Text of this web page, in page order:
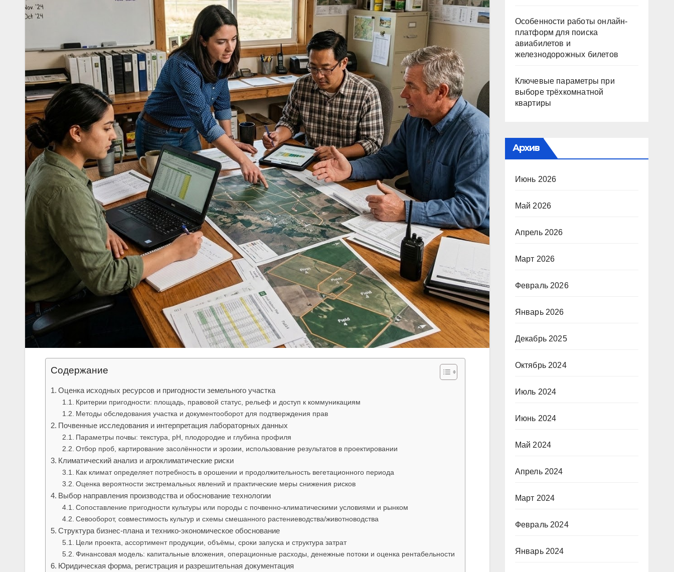
Содержание
Оценка исходных ресурсов и пригодности земельного участка
Критерии пригодности: площадь, правовой статус, рельеф и доступ к коммуникациям
Методы обследования участка и документооборот для подтверждения прав
Почвенные исследования и интерпретация лабораторных данных
Параметры почвы: текстура, pH, плодородие и глубина профиля
Отбор проб, картирование засолённости и эрозии, использование результатов в проектировании
Климатический анализ и агроклиматические риски
Как климат определяет потребность в орошении и продолжительность вегетационного периода
Оценка вероятности экстремальных явлений и практические меры снижения рисков
Выбор направления производства и обоснование технологии
Сопоставление пригодности культуры или породы с почвенно‑климатическими условиями и рынком
Севооборот, совместимость культур и схемы смешанного растениеводства/животноводства
Структура бизнес‑плана и технико‑экономическое обоснование
Цели проекта, ассортимент продукции, объёмы, сроки запуска и структура затрат
Финансовая модель: капитальные вложения, операционные расходы, денежные потоки и оценка рентабельности
Юридическая форма, регистрация и разрешительная документация
Особенности работы онлайн-
платформ для поиска
авиабилетов и
железнодорожных билетов
Ключевые параметры при
выборе трёхкомнатной
квартиры
Архив
Июнь 2026
Май 2026
Апрель 2026
Март 2026
Февраль 2026
Январь 2026
Декабрь 2025
Октябрь 2024
Июль 2024
Июнь 2024
Май 2024
Апрель 2024
Март 2024
Февраль 2024
Январь 2024